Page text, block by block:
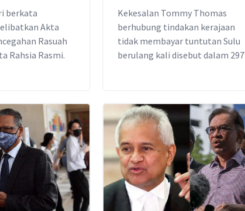
berkata
Akta
Rasuah
Rahsia Rasmi.
Kekesalan Tommy Thomas
berhubung tindakan kerajaan
tidak membayar tuntutan Sulu
berulang kali disebut dalam 297